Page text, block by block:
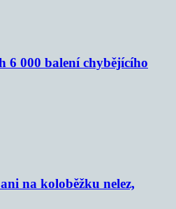
6 000 balení chybějícího
na koloběžku nelez,